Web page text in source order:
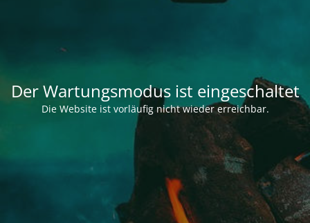
Der Wartungsmodus ist eingeschaltet
Die Website ist vorläufig nicht wieder erreichbar.